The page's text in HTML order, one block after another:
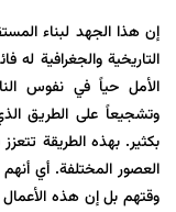
إن هذا الجهد لبناء
التاريخية والجغرافية له
الأمل حياً في نفوس
وتشجيعاً على الطريق
بكثير. بهذه الطريقة
العصور المختلفة. أي
وقتهم بل إن هذه الأعمال